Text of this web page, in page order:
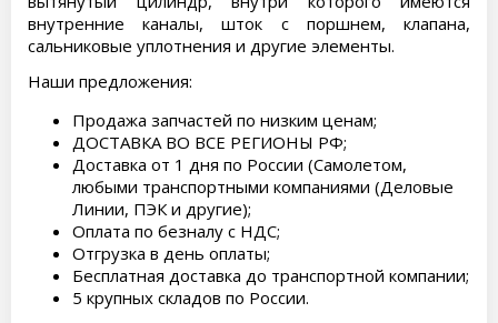
внутренние каналы, шток с поршнем, клапана,
сальниковые уплотнения и другие элементы.
Наши предложения:
Продажа запчастей по низким ценам;
ДОСТАВКА ВО ВСЕ РЕГИОНЫ РФ;
Доставка от 1 дня по России (Самолетом,
любыми транспортными компаниями (Деловые
Линии, ПЭК и другие);
Оплата по безналу с НДС;
Отгрузка в день оплаты;
Бесплатная доставка до транспортной компании;
5 крупных складов по России.